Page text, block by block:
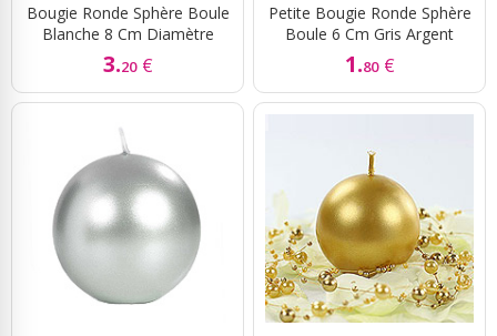
Bougie Ronde Sphère Boule
Blanche 8 Cm Diamètre
3.20 €
Petite Bougie Ronde Sphère
Boule 6 Cm Gris Argent
1.80 €